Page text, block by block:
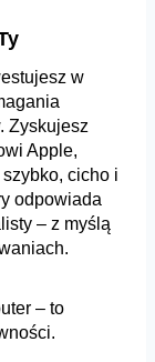
w
Zyskujesz
Apple,
cicho i
odpowiada
– z myślą
– to